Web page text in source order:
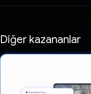
Diğer kazananlar